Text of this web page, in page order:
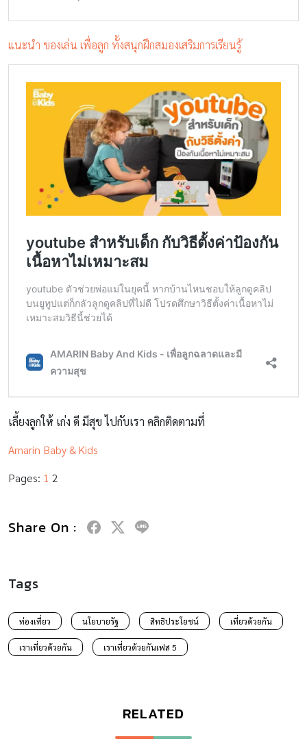
แนะนำ ของเล่น เพื่อลูก ทั้งสนุกฝึกสมองเสริมการเรียนรู้
เลี้ยงลูกให้ เก่ง ดี มีสุข ไปกับเรา คลิกติดตามที่
Amarin Baby & Kids
Pages: 1 2
Share On :
Tags
ท่องเที่ยว นโยบายรัฐ สิทธิประโยชน์ เที่ยวด้วยกัน
เราเที่ยวด้วยกัน เราเที่ยวด้วยกันเฟส 5
RELATED